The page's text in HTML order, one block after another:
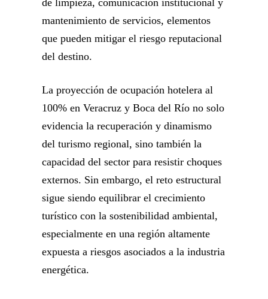
de limpieza, comunicación institucional y
mantenimiento de servicios, elementos
que pueden mitigar el riesgo reputacional
del destino.
La proyección de ocupación hotelera al
100% en Veracruz y Boca del Río no solo
evidencia la recuperación y dinamismo
del turismo regional, sino también la
capacidad del sector para resistir choques
externos. Sin embargo, el reto estructural
sigue siendo equilibrar el crecimiento
turístico con la sostenibilidad ambiental,
especialmente en una región altamente
expuesta a riesgos asociados a la industria
energética.